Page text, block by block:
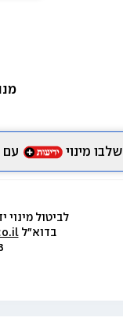
שלבו מינוי עם
לביטול
בדוא״ל